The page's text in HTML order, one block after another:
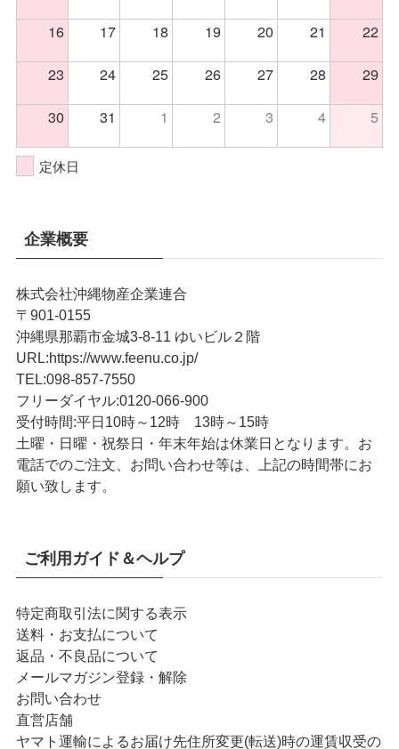
16
17 18 19 20 21
22
23
24 25 26 27 28
29
30
31 1 2 3 4 5
定休日
企業概要
株式会社沖縄物産企業連合
〒901-0155
沖縄県那覇市金城3-8-11 ゆいビル２階
URL:https://www.feenu.co.jp/
TEL:098-857-7550
フリーダイヤル:0120-066-900
受付時間:平日10時～12時 13時～15時
土曜・日曜・祝祭日・年末年始は休業日となります。お
電話でのご注文、お問い合わせ等は、上記の時間帯にお
願い致します。
ご利用ガイド＆ヘルプ
特定商取引法に関する表示
送料・お支払について
返品・不良品について
メールマガジン登録・解除
お問い合わせ
直営店舗
ヤマト運輸によるお届け先住所変更(転送)時の運賃収受の